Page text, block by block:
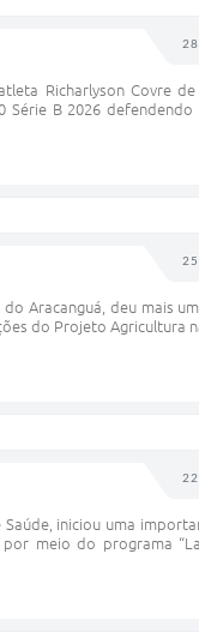
Richarlyson Covre
B 2026
Aracanguá, deu mais
do Projeto Agricultura
iniciou uma
por meio do programa